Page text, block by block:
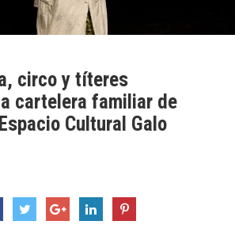
circo y títeres
cartelera familiar de
Cultural Galo